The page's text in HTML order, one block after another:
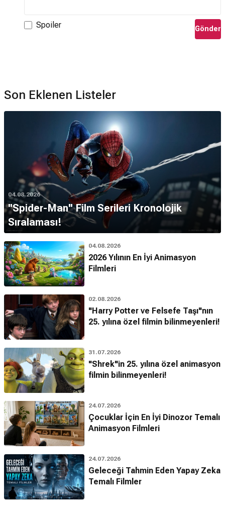
Spoiler Gönder
Son Eklenen Listeler
04.08.2026
''Spider-Man'' Film Serileri Kronolojik
Sıralaması!
04.08.2026
2026 Yılının En İyi Animasyon
Filmleri
02.08.2026
"Harry Potter ve Felsefe Taşı"nın
25. yılına özel filmin bilinmeyenleri!
31.07.2026
"Shrek"in 25. yılına özel animasyon
filmin bilinmeyenleri!
24.07.2026
Çocuklar İçin En İyi Dinozor Temalı
Animasyon Filmleri
24.07.2026
Geleceği Tahmin Eden Yapay Zeka
Temalı Filmler